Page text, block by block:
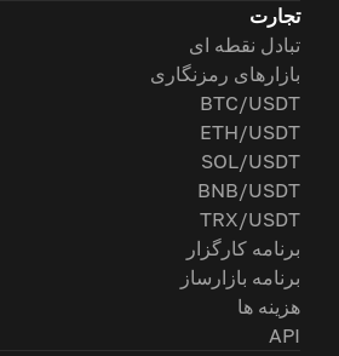
تجارت
تبادل نقطه ای
بازارهای رمزنگاری
BTC/USDT
ETH/USDT
SOL/USDT
BNB/USDT
TRX/USDT
برنامه کارگزار
برنامه بازارساز
هزینه ها
API